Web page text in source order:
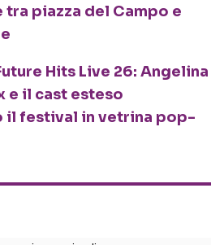
tra piazza del Campo e
Hits Live 26: Angelina
e il cast esteso
il festival in vetrina pop-